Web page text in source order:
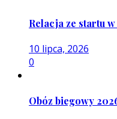
Relacja ze startu
10 lipca, 2026
0
Obóz biegowy